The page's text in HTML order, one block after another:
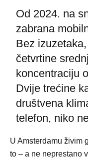
Od 2024. na
zabrana
Bez
četvrtine
koncentraciju
Dvije trećine
društvena
telefon, niko
U Amsterdamu živim
to – a ne neprestano